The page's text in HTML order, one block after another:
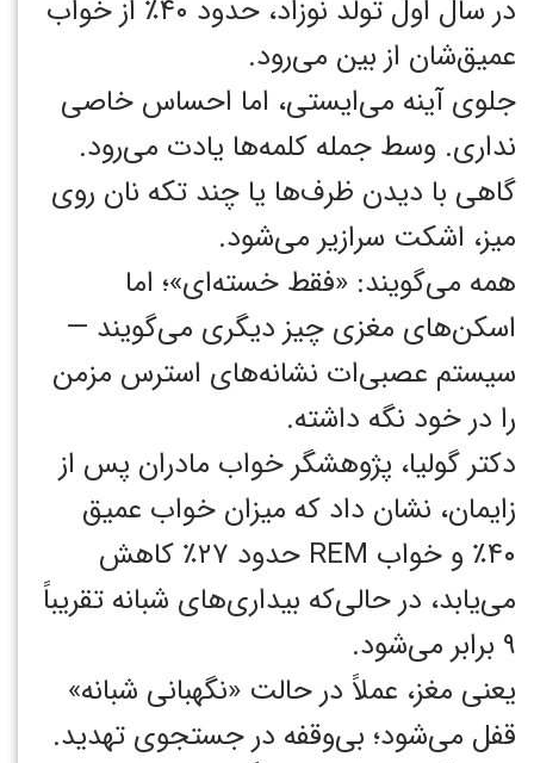
در سال اول تولد نوزاد، حدود ۴۰٪ از خواب
عمیق‌شان از بین می‌رود.
جلوی آینه می‌ایستی، اما احساس خاصی
نداری. وسط جمله کلمه‌ها یادت می‌رود.
گاهی با دیدن ظرف‌ها یا چند تکه نان روی
میز، اشکت سرازیر می‌شود.
همه می‌گویند: «فقط خسته‌ای»؛ اما
اسکن‌های مغزی چیز دیگری می‌گویند —
سیستم عصبی‌ات نشانه‌های استرس مزمن
را در خود نگه داشته.
دکتر گولیا، پژوهشگر خواب مادران پس از
زایمان، نشان داد که میزان خواب عمیق
۴۰٪ و خواب REM حدود ۲۷٪ کاهش
می‌یابد، در حالی‌که بیداری‌های شبانه تقریباً
۹ برابر می‌شود.
یعنی مغز، عملاً در حالت «نگهبانی شبانه»
قفل می‌شود؛ بی‌وقفه در جستجوی تهدید.